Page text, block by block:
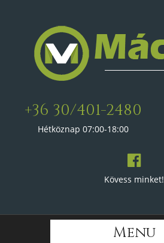
+36 30/401-2480
Hétköznap 07:00-18:00
Kövess minket!
Menu